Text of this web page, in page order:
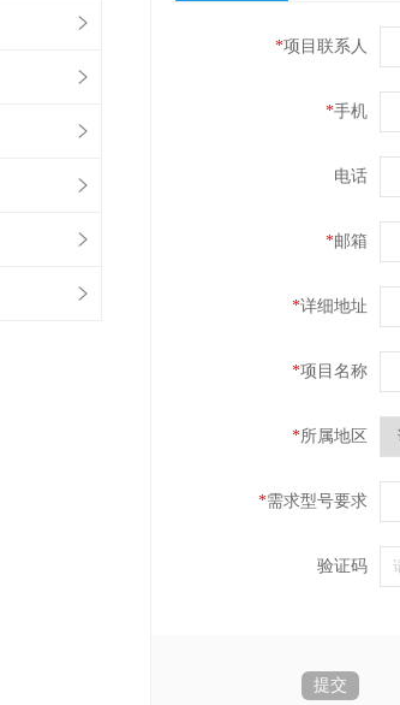
*项目联系人
*手机
电话
*邮箱
*详细地址
*项目名称
*所属地区
*需求型号要求
验证码
提交